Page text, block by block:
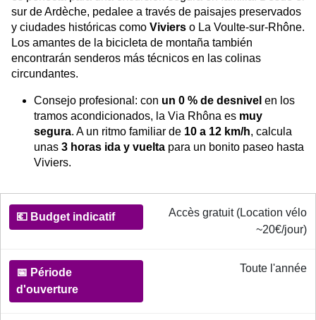
sur de Ardèche, pedalee a través de paisajes preservados
y ciudades históricas como Viviers o La Voulte-sur-Rhône.
Los amantes de la bicicleta de montaña también
encontrarán senderos más técnicos en las colinas
circundantes.
Consejo profesional: con un 0 % de desnivel en los
tramos acondicionados, la Via Rhôna es muy
segura. A un ritmo familiar de 10 a 12 km/h, calcula
unas 3 horas ida y vuelta para un bonito paseo hasta
Viviers.
Informations pratiques pour la Via Rhôna
💶
📅
Accès gratuit (Location vélo
~20€/jour)
Toute l'année